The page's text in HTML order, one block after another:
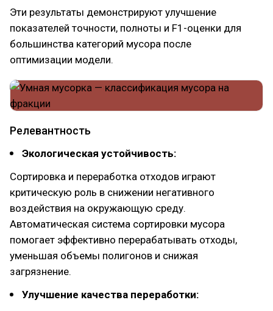
Эти результаты демонстрируют улучшение
показателей точности, полноты и F1-оценки для
большинства категорий мусора после
оптимизации модели.
Релевантность
Экологическая устойчивость:
Сортировка и переработка отходов играют
критическую роль в снижении негативного
воздействия на окружающую среду.
Автоматическая система сортировки мусора
помогает эффективно перерабатывать отходы,
уменьшая объемы полигонов и снижая
загрязнение.
Улучшение качества переработки: